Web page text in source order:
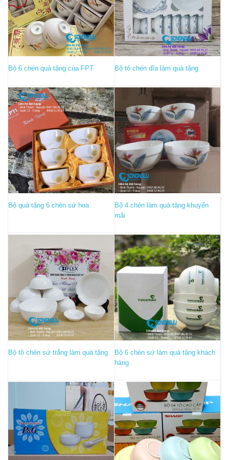
Bộ 6 chén quà tặng của FPT Bộ tô chén dĩa làm quà tặng
Bộ quà tặng 6 chén sứ hoa
Bộ 4 chén làm quà tặng khuyến
mãi
Bộ tô chén sứ trắng làm quà tặng
Bộ 6 chén sứ làm quà tặng khách
hàng